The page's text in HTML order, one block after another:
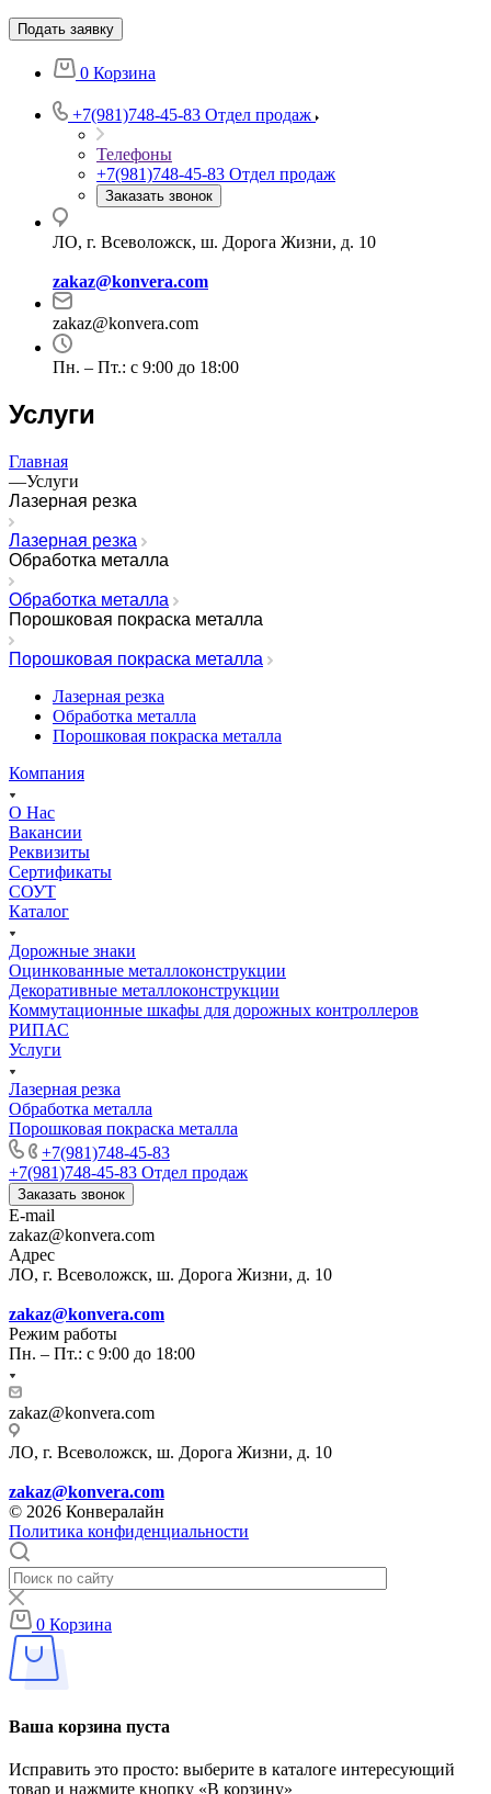
Подать заявку
0 Корзина
+7(981)748-45-83 Отдел продаж
Телефоны
+7(981)748-45-83 Отдел продаж
Заказать звонок
ЛО, г. Всеволожск, ш. Дорога Жизни, д. 10
zakaz@konvera.com
zakaz@konvera.com
Пн. – Пт.: с 9:00 до 18:00
Услуги
Главная
—Услуги
Лазерная резка
Лазерная резка
Обработка металла
Обработка металла
Порошковая покраска металла
Порошковая покраска металла
Лазерная резка
Обработка металла
Порошковая покраска металла
Компания
О Нас
Вакансии
Реквизиты
Сертификаты
СОУТ
Каталог
Дорожные знаки
Оцинкованные металлоконструкции
Декоративные металлоконструкции
Коммутационные шкафы для дорожных контроллеров
РИПАС
Услуги
Лазерная резка
Обработка металла
Порошковая покраска металла
+7(981)748-45-83
+7(981)748-45-83 Отдел продаж
Заказать звонок
E-mail
zakaz@konvera.com
Адрес
ЛО, г. Всеволожск, ш. Дорога Жизни, д. 10
zakaz@konvera.com
Режим работы
Пн. – Пт.: с 9:00 до 18:00
zakaz@konvera.com
ЛО, г. Всеволожск, ш. Дорога Жизни, д. 10
zakaz@konvera.com
© 2026 Конвералайн
Политика конфиденциальности
0 Корзина
Ваша корзина пуста
Исправить это просто: выберите в каталоге интересующий
товар и нажмите кнопку «В корзину»